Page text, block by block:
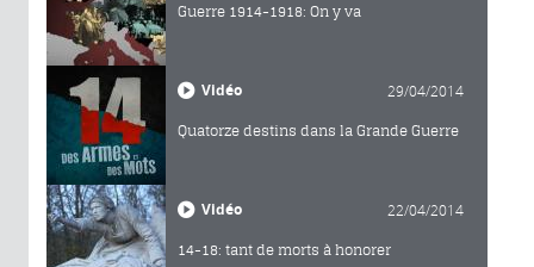
Guerre 1914-1918: On y va
Vidéo 29/04/2014
Quatorze destins dans la Grande Guerre
Vidéo 22/04/2014
14-18: tant de morts à honorer